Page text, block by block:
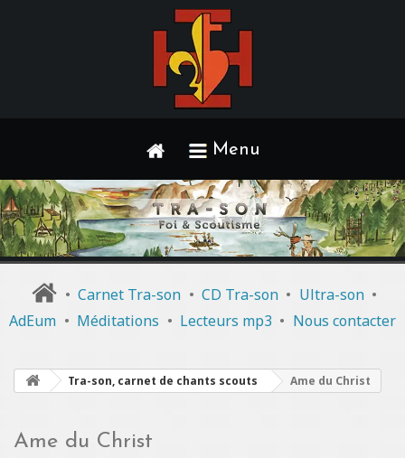
Menu
• Carnet Tra-son • CD Tra-son • Ultra-son •
AdEum • Méditations • Lecteurs mp3 • Nous contacter
Tra-son, carnet de chants scouts Ame du Christ
Ame du Christ